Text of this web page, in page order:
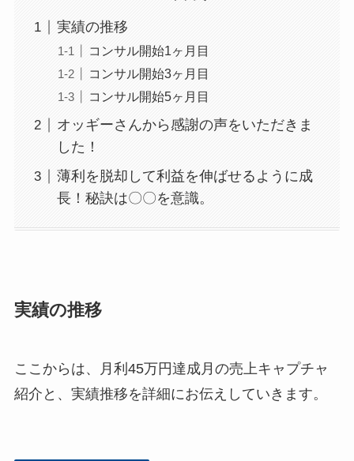
実績の推移
コンサル開始1ヶ月目
コンサル開始3ヶ月目
コンサル開始5ヶ月目
オッギーさんから感謝の声をいただきま
した！
薄利を脱却して利益を伸ばせるように成
長！秘訣は〇〇を意識。
実績の推移
ここからは、月利45万円達成月の売上キャプチャ
紹介と、実績推移を詳細にお伝えしていきます。